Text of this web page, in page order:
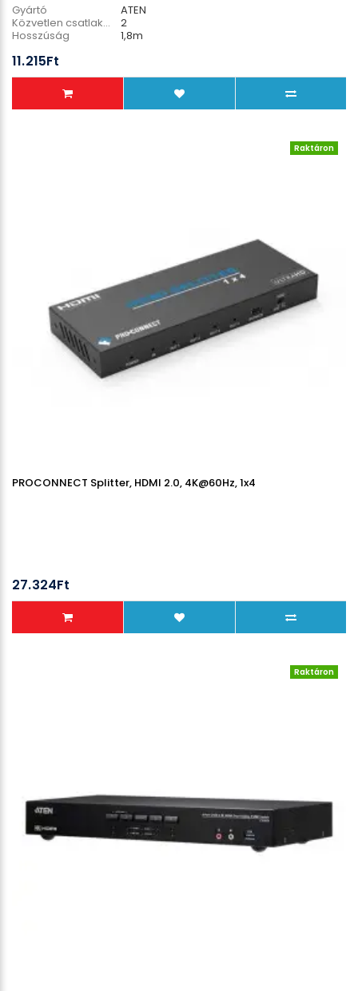
Gyártó
ATEN
Közvetlen csatlakozó PC
2
Hosszúság
1,8m
11.215Ft
Raktáron
PROCONNECT Splitter, HDMI 2.0, 4K@60Hz, 1x4
27.324Ft
Raktáron